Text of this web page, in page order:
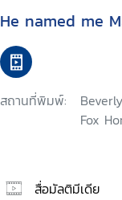
He named me
สถานที่พิมพ์:
Fox
สื่อมัลติมีเดีย